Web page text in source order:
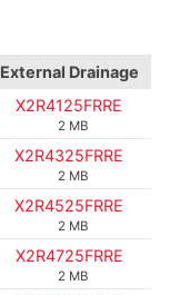
External Drainage
X2R4125FRRE
2 MB
X2R4325FRRE
2 MB
X2R4525FRRE
2 MB
X2R4725FRRE
2 MB